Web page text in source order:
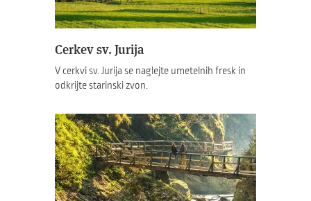
Cerkev sv. Jurija
V cerkvi sv. Jurija se naglejte umetelnih fresk in
odkrijte starinski zvon.